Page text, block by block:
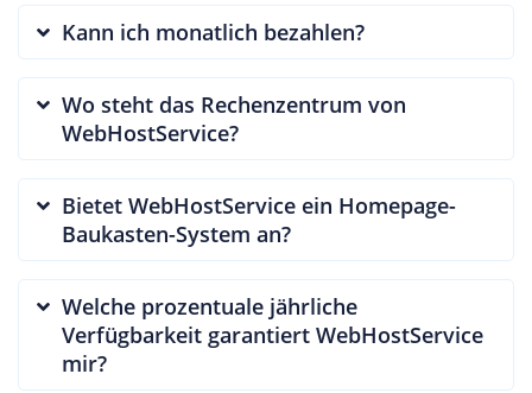
Kann ich monatlich bezahlen?
Wo steht das Rechenzentrum von
WebHostService?
Bietet WebHostService ein Homepage-
Baukasten-System an?
Welche prozentuale jährliche
Verfügbarkeit garantiert WebHostService
mir?